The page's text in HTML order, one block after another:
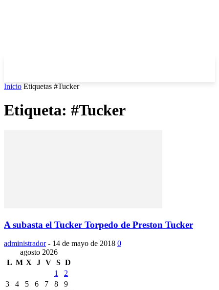
Inicio Etiquetas #Tucker
Etiqueta: #Tucker
A subasta el Tucker Torpedo de Preston Tucker
administrador - 14 de mayo de 2018 0
agosto 2026
L M X J V S D
1
2
3
4 5 6 7 8
9